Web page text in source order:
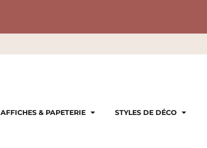
AFFICHES & PAPETERIE STYLES DE DÉCO